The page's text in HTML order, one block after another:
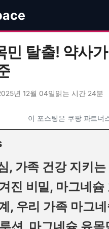
민 탈출! 약사
년 12월 04일읽는 시간 24분
이 포스팅은 쿠팡 파트너
, 가족 건강 지키
진 비밀, 마그네슘
, 우리 가족 마그